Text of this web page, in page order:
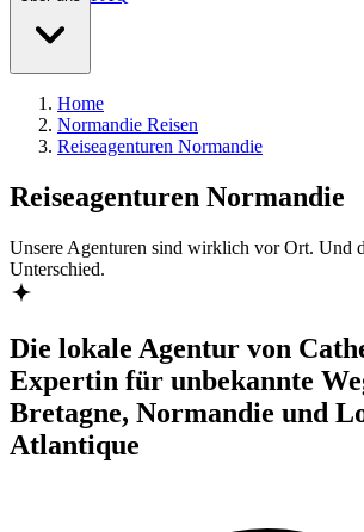
Home
Normandie Reisen
Reiseagenturen Normandie
Reiseagenturen Normandie
Unsere Agenturen sind wirklich vor Ort. Und
Unterschied.
Die lokale Agentur von
Expertin für unbekannte
Bretagne, Normandie und
Atlantique